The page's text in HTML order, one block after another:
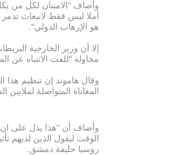
وأضاف "الامتنان لكل من
أملا ليس فقط لانبعاث
هو الإرهاب الدولي".
إلا أن وزير الخارجية
محاولة "للفت الانتباه عن
وقال هاموند إن تنظيم
المعاناة المتواصلة لملايين
وأضاف أن "هذا يدل على ان
الوقت ليقول الذين لديهم
روسيا حليفة دمشق.